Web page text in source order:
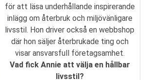
för att läsa underhållande inspirerande
inlägg om återbruk och miljövänligare
livsstil. Hon driver också en webbshop
där hon säljer återbrukade ting och
visar ansvarsfull företagsamhet.
Vad fick Annie att välja en hållbar
livsstil?